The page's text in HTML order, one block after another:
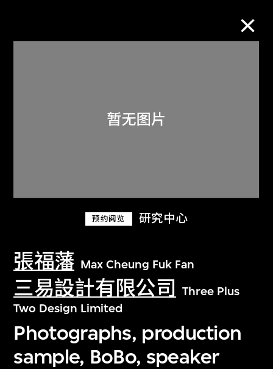
预约阅览 研究中心
張福藩 Max Cheung Fuk Fan
三易設計有限公司
Three Plus
Two Design Limited
Photographs, production
sample, BoBo, speaker
关于M+藏品
探索世界顶级的二十及二十一世纪视觉
文化藏品。